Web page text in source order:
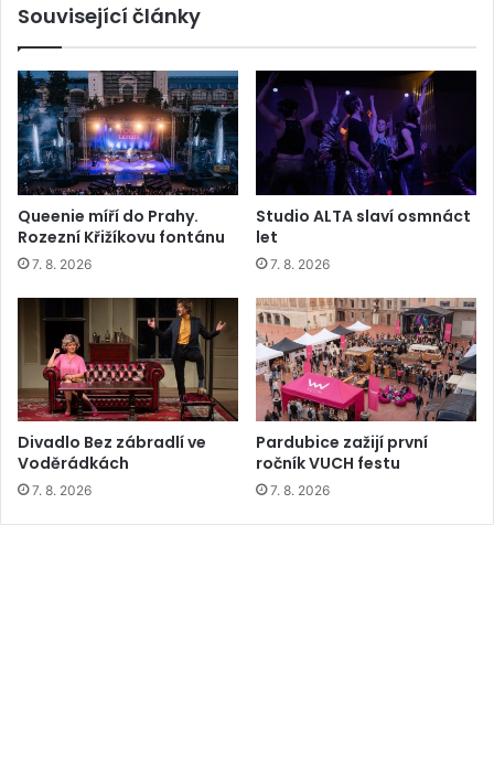
Související články
Queenie míří do Prahy.
Rozezní Křižíkovu fontánu
7. 8. 2026
Studio ALTA slaví osmnáct
let
7. 8. 2026
Divadlo Bez zábradlí ve
Voděrádkách
7. 8. 2026
Pardubice zažijí první
ročník VUCH festu
7. 8. 2026